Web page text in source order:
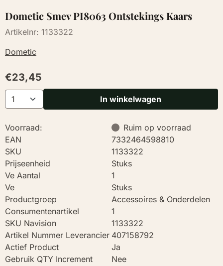
Dometic Smev PI8063 Ontstekings Kaars
Artikelnr: 1133322
Dometic
€23,45
Aantal In winkelwagen
Voorraad:
Ruim op voorraad
EAN
7332464598810
SKU
1133322
Prijseenheid
Stuks
Ve Aantal
1
Ve
Stuks
Productgroep
Accessoires & Onderdelen
Consumentenartikel
1
SKU Navision
1133322
Artikel Nummer Leverancier 407158792
Actief Product
Ja
Gebruik QTY Increment
Nee